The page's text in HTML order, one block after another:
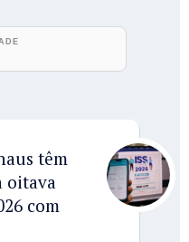
têm
oitava
com